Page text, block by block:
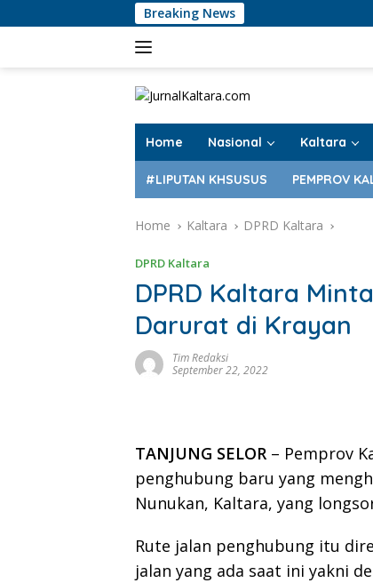
to
Breaking News
Home Nasional Kaltara
#LIPUTAN KHSUSUS PEMPROV
Home Kaltara DPRD Kaltara
DPRD Kaltara
DPRD Kaltara
Darurat di Krayan
Tim Redaksi
September 22, 2022
TANJUNG SELOR – Pemprov
penghubung baru yang
Nunukan, Kaltara, yang
Rute jalan penghubung itu
jalan yang ada saat ini yakni